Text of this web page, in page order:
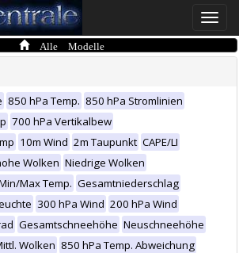
Toggle
Alle Modelle
850 hPa Temp. 850 hPa Stromlinien
700 hPa Vertikalbew
10m Wind 2m Taupunkt CAPE/LI
Wolken Niedrige Wolken
Max Temp. Gesamtniederschlag
300 hPa Wind 200 hPa Wind
Gesamtschneehöhe Neuschneehöhe
Wolken 850 hPa Temp. Abweichung